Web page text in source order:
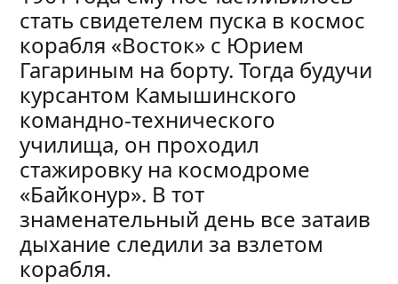
стать свидетелем пуска в космос
корабля «Восток» с Юрием
Гагариным на борту. Тогда будучи
курсантом Камышинского
командно-технического
училища, он проходил
стажировку на космодроме
«Байконур». В тот
знаменательный день все затаив
дыхание следили за взлетом
корабля.